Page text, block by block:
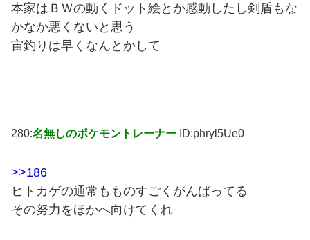
本家はＢＷの動くドット絵とか感動したし剣盾もな
かなか悪くないと思う
宙釣りは早くなんとかして
280:名無しのポケモントレーナー ID:phryl5Ue0
>>186
ヒトカゲの通常もものすごくがんばってる
その努力をほかへ向けてくれ